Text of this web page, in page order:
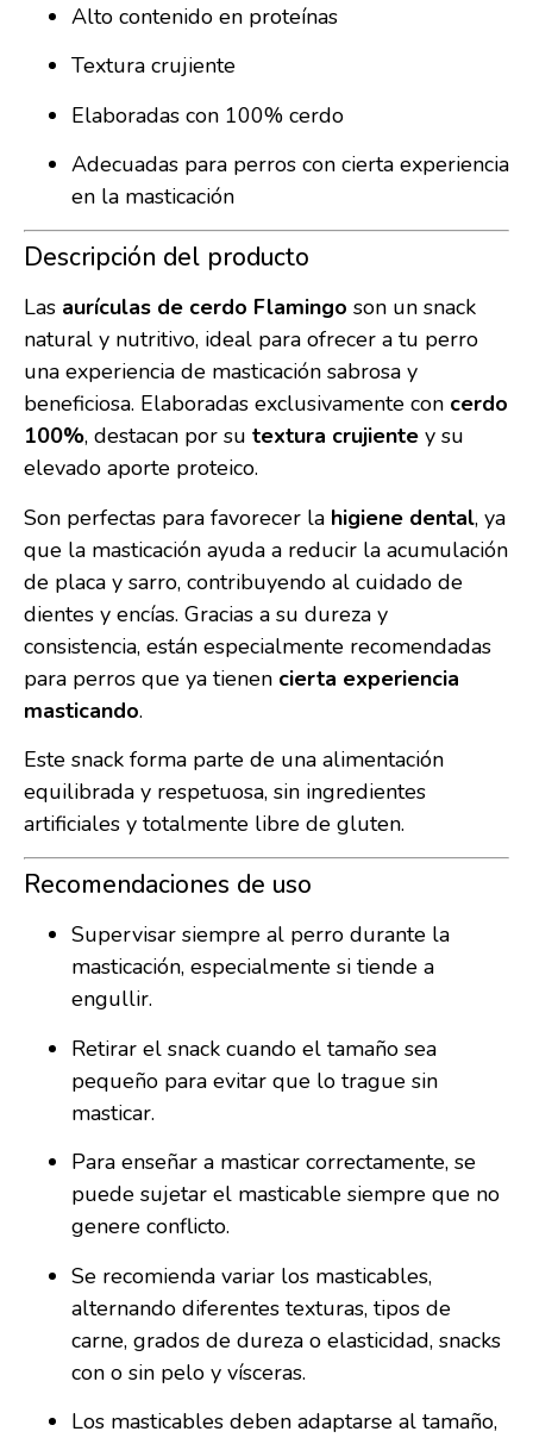
Alto contenido en proteínas
Textura crujiente
Elaboradas con 100% cerdo
Adecuadas para perros con cierta experiencia
en la masticación
Descripción del producto
Las aurículas de cerdo Flamingo son un snack
natural y nutritivo, ideal para ofrecer a tu perro
una experiencia de masticación sabrosa y
beneficiosa. Elaboradas exclusivamente con cerdo
100%, destacan por su textura crujiente y su
elevado aporte proteico.
Son perfectas para favorecer la higiene dental, ya
que la masticación ayuda a reducir la acumulación
de placa y sarro, contribuyendo al cuidado de
dientes y encías. Gracias a su dureza y
consistencia, están especialmente recomendadas
para perros que ya tienen cierta experiencia
masticando.
Este snack forma parte de una alimentación
equilibrada y respetuosa, sin ingredientes
artificiales y totalmente libre de gluten.
Recomendaciones de uso
Supervisar siempre al perro durante la
masticación, especialmente si tiende a
engullir.
Retirar el snack cuando el tamaño sea
pequeño para evitar que lo trague sin
masticar.
Para enseñar a masticar correctamente, se
puede sujetar el masticable siempre que no
genere conflicto.
Se recomienda variar los masticables,
alternando diferentes texturas, tipos de
carne, grados de dureza o elasticidad, snacks
con o sin pelo y vísceras.
Los masticables deben adaptarse al tamaño,